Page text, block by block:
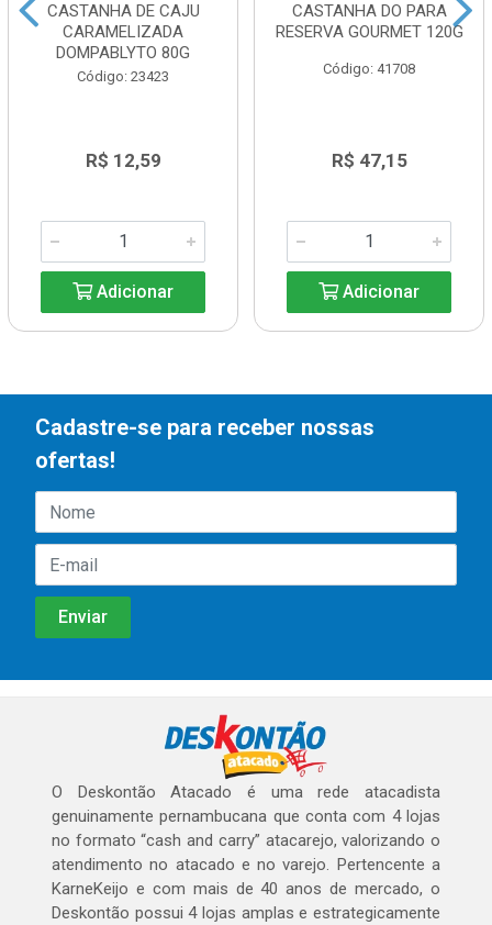
CASTANHA DE CAJU
CARAMELIZADA
DOMPABLYTO 80G
Código: 23423
R$ 12,59
Adicionar
CASTANHA DO PARA
RESERVA GOURMET 120G
Código: 41708
R$ 47,15
Adicionar
Cadastre-se para receber nossas
ofertas!
O Deskontão Atacado é uma rede atacadista
genuinamente pernambucana que conta com 4 lojas
no formato “cash and carry” atacarejo, valorizando o
atendimento no atacado e no varejo. Pertencente a
KarneKeijo e com mais de 40 anos de mercado, o
Deskontão possui 4 lojas amplas e estrategicamente